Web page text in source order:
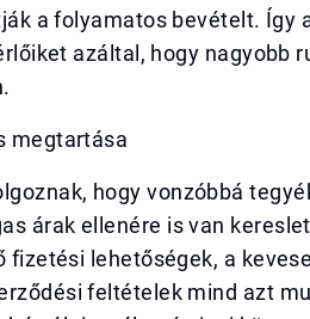
a folyamatos bevételt. Így
azáltal, hogy nagyobb
megtartása
hogy vonzóbbá
árak ellenére is van
fizetési lehetőségek, a
feltételek mind azt